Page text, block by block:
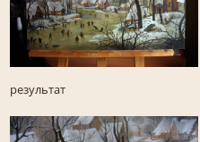
результат